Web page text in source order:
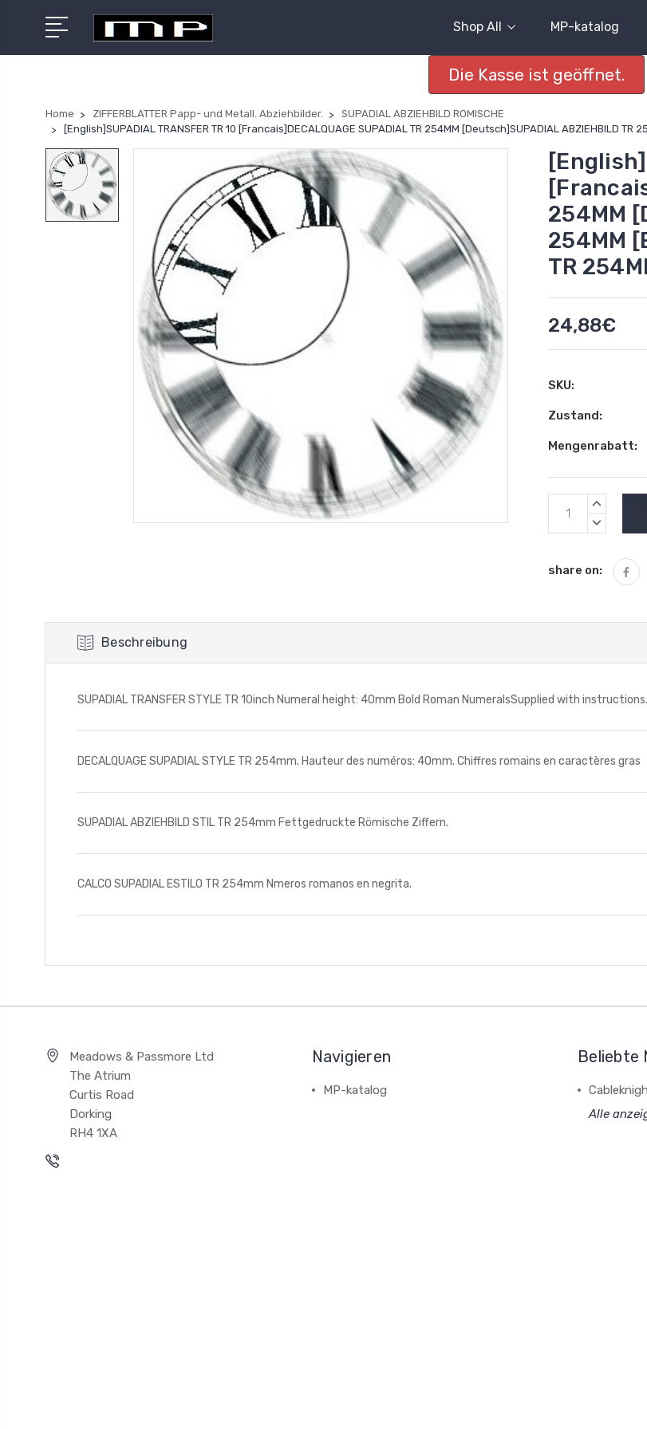
Shop All MP-katalog
Die Kasse ist geöffnet.
Home ZIFFERBLATTER Papp- und Metall. Abziehbilder.
SUPADIAL ABZIEHBILD ROMISCHE
[English]SUPADIAL TRANSFER TR 10 [Francais]DECALQUAGE SUPADIAL TR 254MM [Deutsch]SUPADIAL ABZIEHBILD TR
254MM
254MM
TR
24,88€
SKU:
Zustand:
Mengenrabatt:
Aktueller
Lagerbestand:
MENGE
UNDEFINED
MENGE
share on:
Beschreibung
SUPADIAL TRANSFER STYLE TR 10inch Numeral height: 40mm Bold Roman NumeralsSupplied with instructions.
DECALQUAGE SUPADIAL STYLE TR 254mm. Hauteur des numéros: 40mm. Chiffres romains en caractères gras
SUPADIAL ABZIEHBILD STIL TR 254mm Fettgedruckte Römische Ziffern.
CALCO SUPADIAL ESTILO TR 254mm Nmeros romanos en negrita.
Meadows & Passmore Ltd
The Atrium
Curtis Road
Dorking
RH4 1XA
Navigieren
MP-katalog
Beliebte
Alle